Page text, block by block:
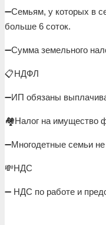
➖Семьям, у которых в
больше 6 соток.
➖Сумма земельного
📋НДФЛ
➖ИП обязаны
🏘️Налог на имущество
➖Многодетные семьи
💸НДС
➖ НДС по работе и